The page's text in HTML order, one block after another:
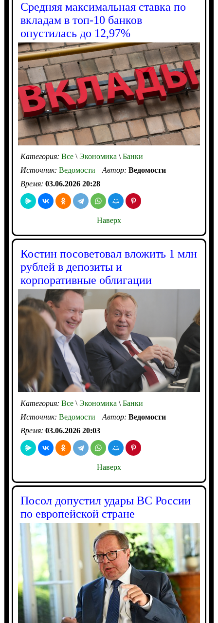
Средняя максимальная ставка по
вкладам в топ-10 банков
опустилась до 12,97%
Категория: Все\Экономика \Банки
Источник: Ведомости Автор: Ведомости
Время: 03.06.2026 20:28
Наверх
Костин посоветовал вложить 1 млн
рублей в депозиты и
корпоративные облигации
Категория: Все\Экономика \Банки
Источник: Ведомости Автор: Ведомости
Время: 03.06.2026 20:03
Наверх
Посол допустил удары ВС России
по европейской стране